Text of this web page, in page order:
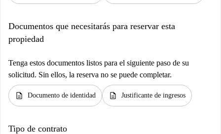
Documentos que necesitarás para reservar esta
propiedad
Tenga estos documentos listos para el siguiente paso de su
solicitud. Sin ellos, la reserva no se puede completar.
description Documento de identidad description Justificante de ingresos
Tipo de contrato